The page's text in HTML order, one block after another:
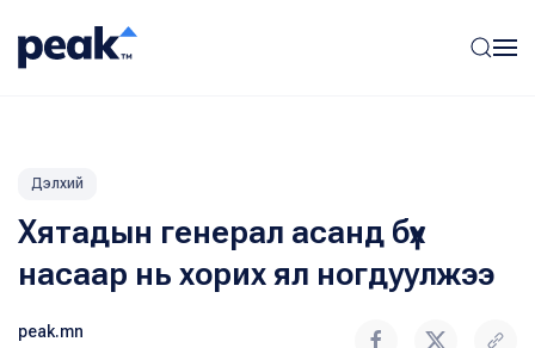
Дэлхий
Хятадын генерал асанд бүх
насаар нь хорих ял ногдуулжээ
peak.mn